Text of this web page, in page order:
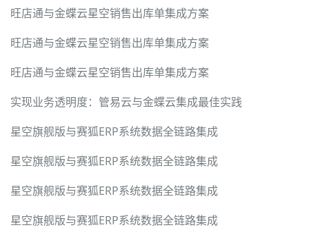
旺店通与金蝶云星空销售出库单集成方案
旺店通与金蝶云星空销售出库单集成方案
旺店通与金蝶云星空销售出库单集成方案
实现业务透明度：管易云与金蝶云集成最佳实践
星空旗舰版与赛狐ERP系统数据全链路集成
星空旗舰版与赛狐ERP系统数据全链路集成
星空旗舰版与赛狐ERP系统数据全链路集成
星空旗舰版与赛狐ERP系统数据全链路集成